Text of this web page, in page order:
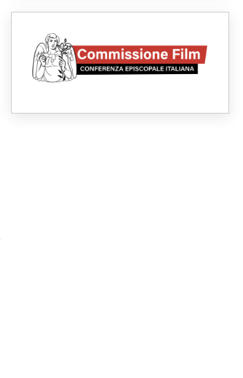
separano gli esseri umani
06.08.2026
06.08.2026